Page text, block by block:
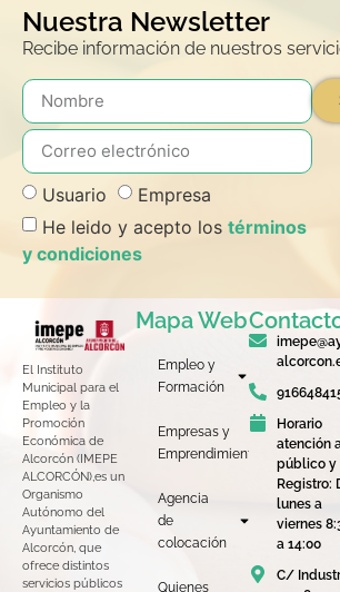
Nuestra Newsletter
Recibe información de nuestros
Usuario
Empresa
He leido y acepto los términos
y condiciones
El Instituto
Municipal para el
Empleo y la
Promoción
Económica de
Alcorcón (IMEPE
ALCORCÓN),es un
Organismo
Autónomo del
Ayuntamiento de
Alcorcón, que
ofrece distintos
servicios públicos
Mapa Web
Empleo y
Formación
Empresas y
Emprendimiento
Agencia
de
colocación
Quienes
Horario
atención
público y
Registro:
lunes a
viernes
a 14:00
C/